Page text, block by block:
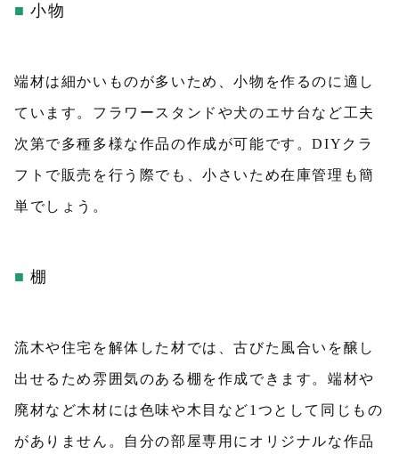
小物
端材は細かいものが多いため、小物を作るのに適し
ています。フラワースタンドや犬のエサ台など工夫
次第で多種多様な作品の作成が可能です。DIYクラ
フトで販売を行う際でも、小さいため在庫管理も簡
単でしょう。
棚
流木や住宅を解体した材では、古びた風合いを醸し
出せるため雰囲気のある棚を作成できます。端材や
廃材など木材には色味や木目など1つとして同じもの
がありません。自分の部屋専用にオリジナルな作品